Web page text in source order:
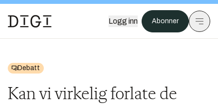
Logg inn Abonner
Debatt
Kan vi virkelig forlate de